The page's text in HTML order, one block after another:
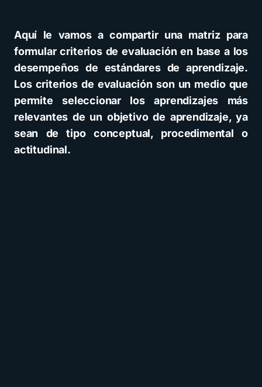
Aquí le vamos a compartir una matriz para
formular criterios de evaluación en base a los
desempeños de estándares de aprendizaje.
Los criterios de evaluación son un medio que
permite seleccionar los aprendizajes más
relevantes de un objetivo de aprendizaje, ya
sean de tipo conceptual, procedimental o
actitudinal.